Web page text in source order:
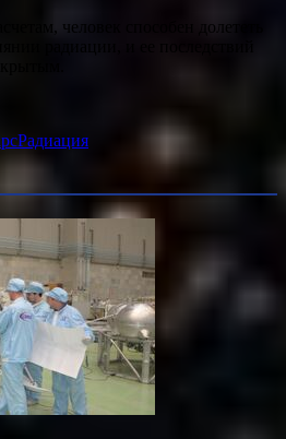
человек способен долететь
Радиация